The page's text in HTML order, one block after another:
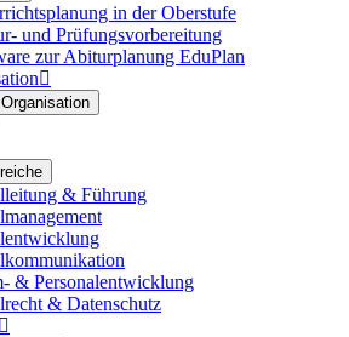
in der Oberstufe
und Prüfungsvorbereitung
zur Abiturplanung EduPlan

& Führung
& Personalentwicklung
& Datenschutz
